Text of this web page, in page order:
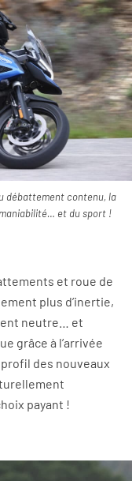
débattement contenu, la
maniabilité… et du sport !
et roue de
plus d’inertie,
neutre… et
grâce à l’arrivée
profil des nouveaux
payant !